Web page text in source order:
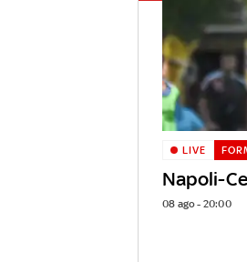
Napoli-
LIVE
08 ago - 20:00